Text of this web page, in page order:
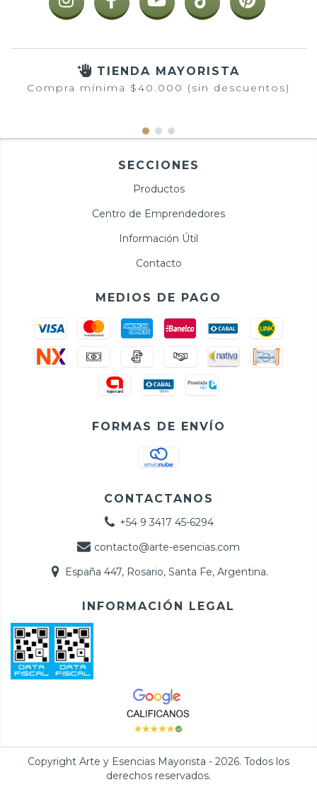
TIENDA MAYORISTA
Compra mínima $40.000 (sin descuentos)
SECCIONES
Productos
Centro de Emprendedores
Información Útil
Contacto
MEDIOS DE PAGO
FORMAS DE ENVÍO
CONTACTANOS
+54 9 3417 45-6294
contacto@arte-esencias.com
España 447, Rosario, Santa Fe, Argentina.
INFORMACIÓN LEGAL
Copyright Arte y Esencias Mayorista - 2026. Todos los
derechos reservados.